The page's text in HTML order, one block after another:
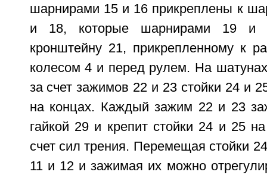
шарнирами 15 и 16 прикреплены к
и 18, которые шарнирами 19 и
кронштейну 21, прикрепленному к
колесом 4 и перед рулем. На
за счет зажимов 22 и 23 стойки 24 и
на концах. Каждый зажим 22 и 23
гайкой 29 и крепит стойки 24 и 25
счет сил трения. Перемещая стойки
11 и 12 и зажимая их можно